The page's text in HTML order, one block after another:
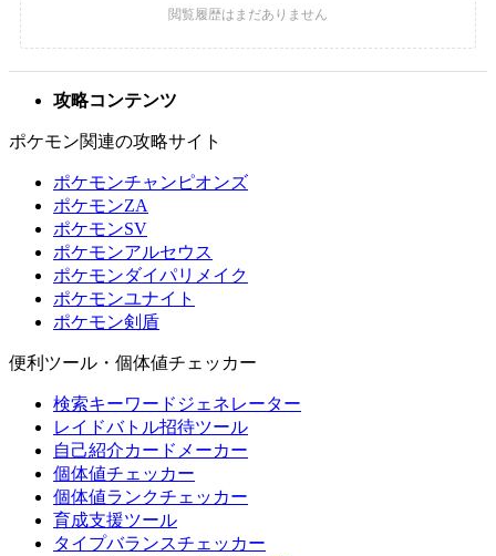
攻略コンテンツ
ポケモン関連の攻略サイト
ポケモンチャンピオンズ
ポケモンZA
ポケモンSV
ポケモンアルセウス
ポケモンダイパリメイク
ポケモンユナイト
ポケモン剣盾
便利ツール・個体値チェッカー
検索キーワードジェネレーター
レイドバトル招待ツール
自己紹介カードメーカー
個体値チェッカー
個体値ランクチェッカー
育成支援ツール
タイプバランスチェッカー